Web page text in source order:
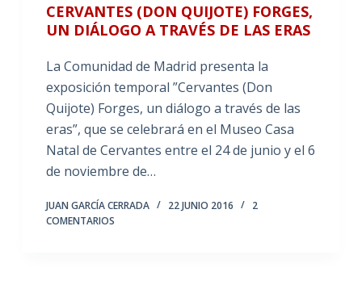
CERVANTES (DON QUIJOTE) FORGES,
UN DIÁLOGO A TRAVÉS DE LAS ERAS
La Comunidad de Madrid presenta la
exposición temporal ”Cervantes (Don
Quijote) Forges, un diálogo a través de las
eras”, que se celebrará en el Museo Casa
Natal de Cervantes entre el 24 de junio y el 6
de noviembre de…
JUAN GARCÍA CERRADA 22 JUNIO 2016
2
COMENTARIOS